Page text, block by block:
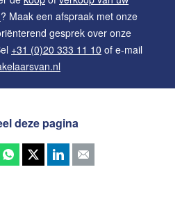
? Maak een afspraak met onze
gesprek over onze
+31 (0)20 333 11 10 of e-mail
deze pagina